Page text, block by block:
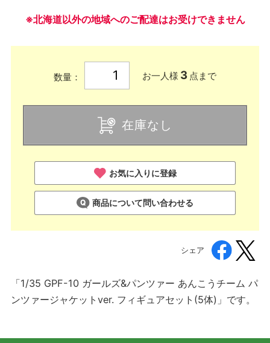
※北海道以外の地域へのご配達はお受けできません
数量： お一人様 3 点まで
在庫なし
お気に入りに登録
商品について問い合わせる
シェア
「1/35 GPF-10 ガールズ&パンツァー あんこうチーム パ
ンツァージャケットver. フィギュアセット(5体)」です。